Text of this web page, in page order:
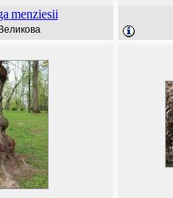
menziesii